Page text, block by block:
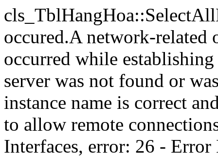
occured.A network-related
occurred while
server was not found or
instance name is correct
to allow remote
Interfaces, error: 26 -